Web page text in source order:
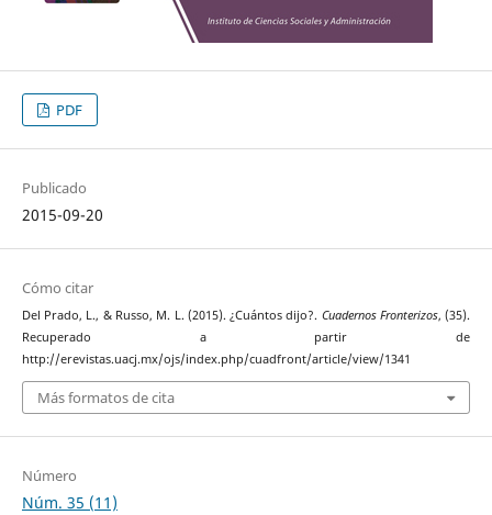
PDF
Publicado
2015-09-20
Cómo citar
Del Prado, L., & Russo, M. L. (2015). ¿Cuántos dijo?. Cuadernos Fronterizos, (35).
Recuperado a partir de
http://erevistas.uacj.mx/ojs/index.php/cuadfront/article/view/1341
Más formatos de cita
Número
Núm. 35 (11)